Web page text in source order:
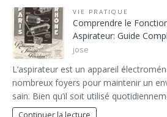
VIE PRATIQUE
Comprendre le
Aspirateur: Guide
jose
L’aspirateur est un appareil
nombreux foyers pour maintenir un
sain. Bien qu’il soit utilisé